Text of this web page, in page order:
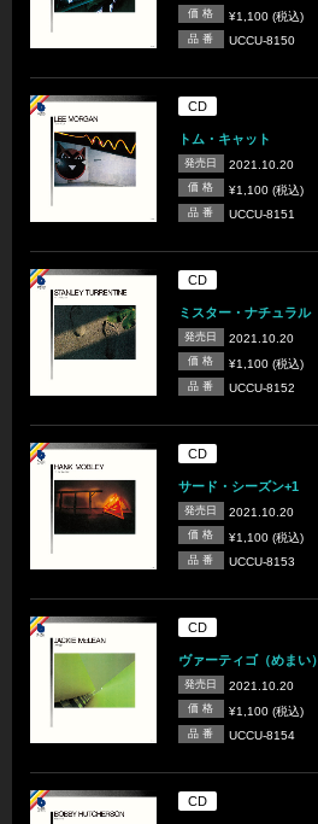
価 格 ¥1,100 (税込)
品 番 UCCU-8150
CD
トム・キャット
発売日 2021.10.20
価 格 ¥1,100 (税込)
品 番 UCCU-8151
CD
ミスター・ナチュラル
発売日 2021.10.20
価 格 ¥1,100 (税込)
品 番 UCCU-8152
CD
サード・シーズン+1
発売日 2021.10.20
価 格 ¥1,100 (税込)
品 番 UCCU-8153
CD
ヴァーティゴ（めまい）
発売日 2021.10.20
価 格 ¥1,100 (税込)
品 番 UCCU-8154
CD